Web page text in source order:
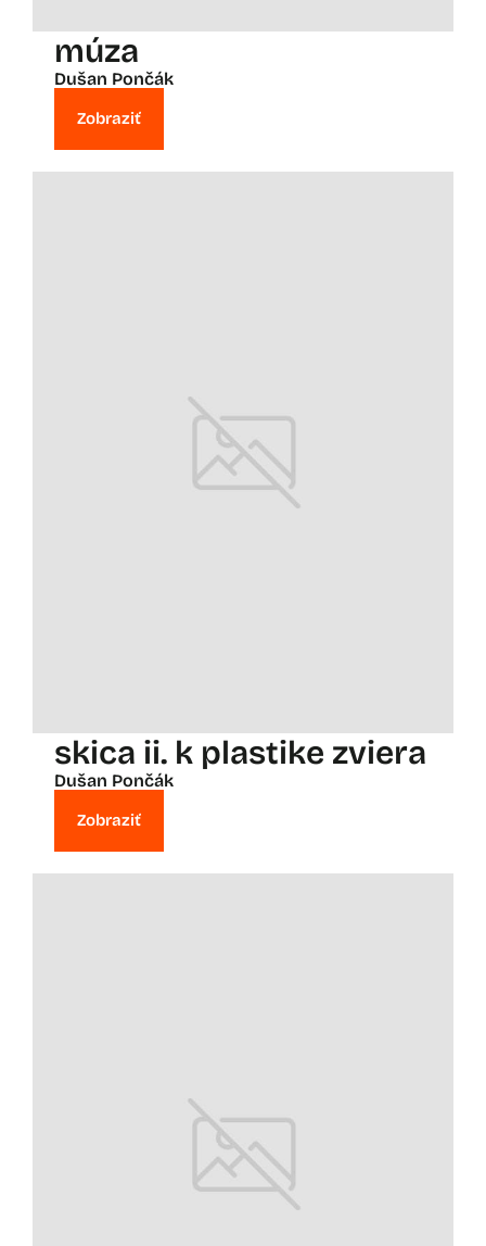
múza
Dušan Pončák
Zobraziť
skica ii. k plastike zviera
Dušan Pončák
Zobraziť